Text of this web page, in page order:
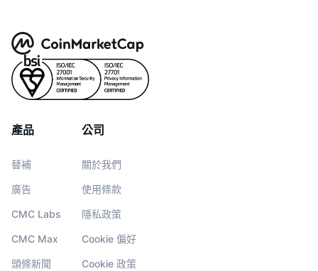
產品
替補
廣告
CMC Labs
CMC Max
頭條新聞
公司
關於我們
使用條款
隱私政策
Cookie 偏好
Cookie 政策